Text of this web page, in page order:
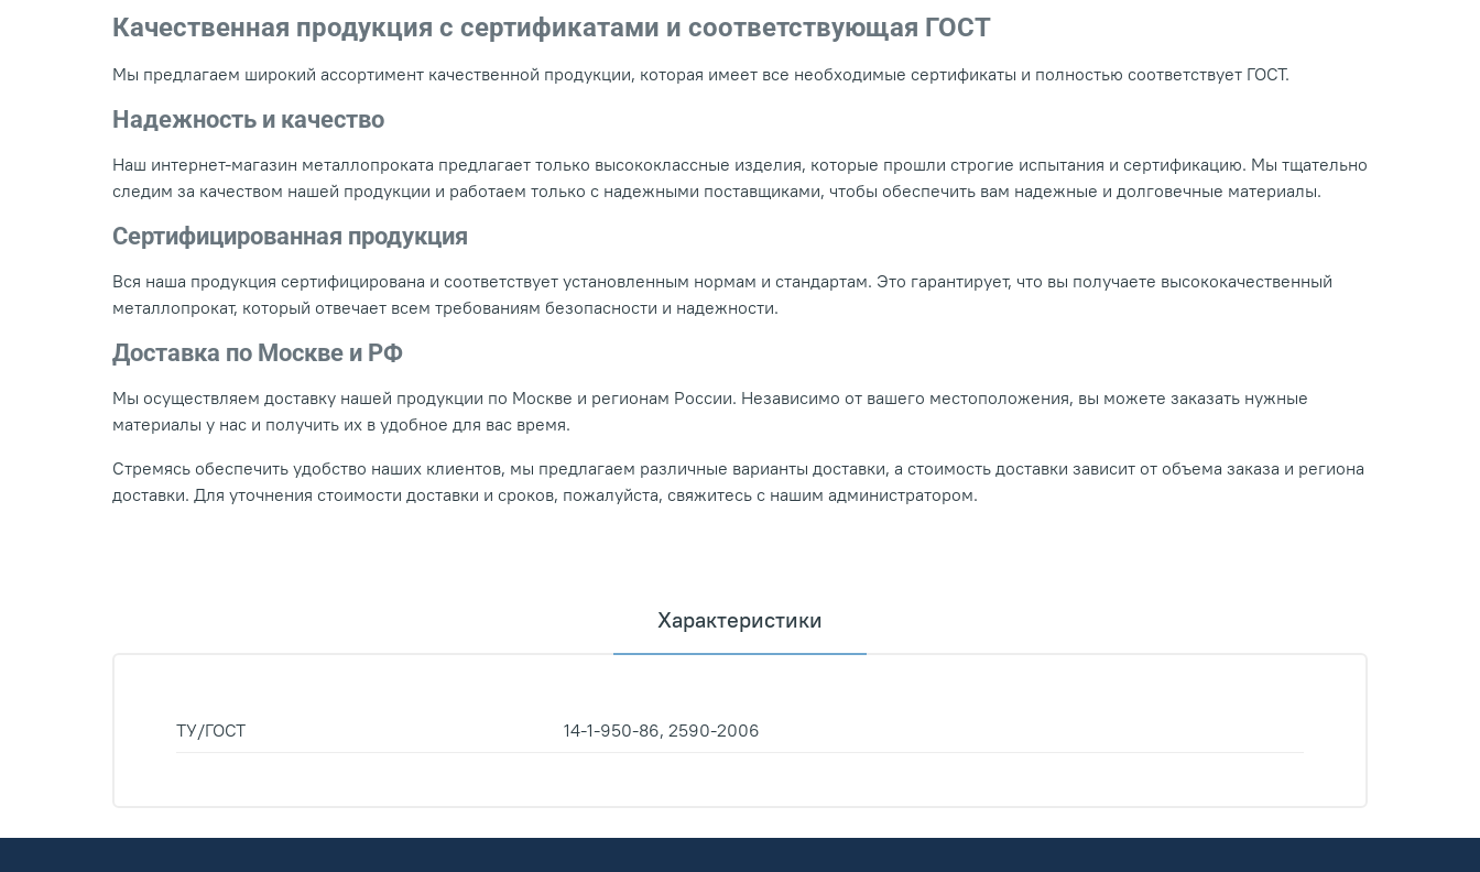
Качественная продукция с сертификатами и соответствующая ГОСТ
Мы предлагаем широкий ассортимент качественной продукции, которая имеет все необходимые сертификаты и полностью соответствует ГОСТ.
Надежность и качество
Наш интернет-магазин металлопроката предлагает только высококлассные изделия, которые прошли строгие испытания и сертификацию. Мы тщательно
следим за качеством нашей продукции и работаем только с надежными поставщиками, чтобы обеспечить вам надежные и долговечные материалы.
Сертифицированная продукция
Вся наша продукция сертифицирована и соответствует установленным нормам и стандартам. Это гарантирует, что вы получаете высококачественный
металлопрокат, который отвечает всем требованиям безопасности и надежности.
Доставка по Москве и РФ
Мы осуществляем доставку нашей продукции по Москве и регионам России. Независимо от вашего местоположения, вы можете заказать нужные
материалы у нас и получить их в удобное для вас время.
Стремясь обеспечить удобство наших клиентов, мы предлагаем различные варианты доставки, а стоимость доставки зависит от объема заказа и региона
доставки. Для уточнения стоимости доставки и сроков, пожалуйста, свяжитесь с нашим администратором.
Характеристики
ТУ/ГОСТ 14-1-950-86, 2590-2006